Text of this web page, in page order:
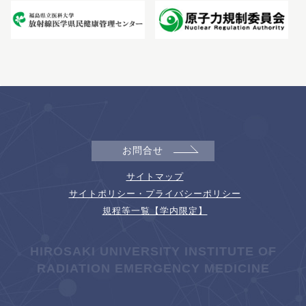
お問合せ
サイトマップ
サイトポリシー・プライバシーポリシー
規程等一覧【学内限定】
HIROSAKI UNIVERSITY INSTITUTE OF
RADIATION EMERGENCY MEDICINE